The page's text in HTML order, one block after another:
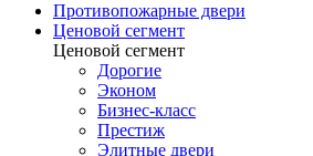
Противопожарные двери
Ценовой сегмент
Ценовой сегмент
Дорогие
Эконом
Бизнес-класс
Престиж
Элитные двери